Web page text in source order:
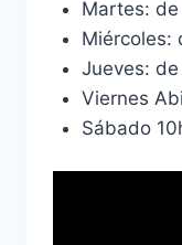
Martes:
Miércoles:
Jueves:
Viernes
Sábado